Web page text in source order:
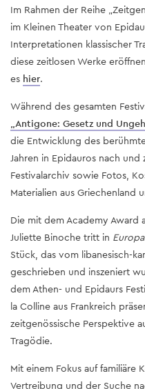
Im Rahmen der Reihe
im Kleinen Theater von
Interpretationen klassischer
diese zeitlosen Werke
es hier.
Während des gesamten
„Antigone: Gesetz und
die Entwicklung des
Jahren in Epidauros nach
Festivalarchiv sowie Fotos,
Materialien aus Griechenland
Die mit dem Academy Award
Juliette Binoche tritt in
Stück, das vom libanesisch-
geschrieben und inszeniert
dem Athen- und Epidaurs
la Colline aus Frankreich
zeitgenössische Perspektive
Tragödie.
Mit einem Fokus auf familiäre
Vertreibung und der Suche